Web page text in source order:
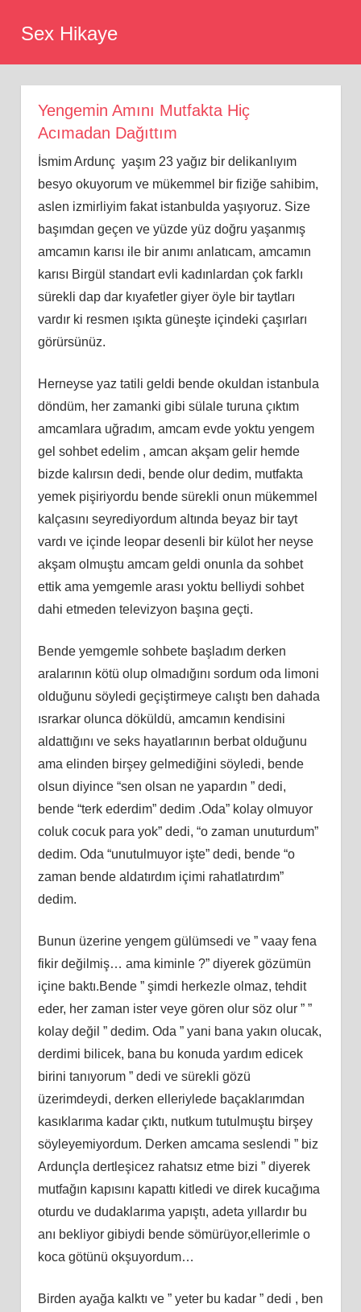
Sex Hikaye
Yengemin Amını Mutfakta Hiç
Acımadan Dağıttım
İsmim Ardunç yaşım 23 yağız bir delikanlıyım
besyo okuyorum ve mükemmel bir fiziğe sahibim,
aslen izmirliyim fakat istanbulda yaşıyoruz. Size
başımdan geçen ve yüzde yüz doğru yaşanmış
amcamın karısı ile bir anımı anlatıcam, amcamın
karısı Birgül standart evli kadınlardan çok farklı
sürekli dap dar kıyafetler giyer öyle bir taytları
vardır ki resmen ışıkta güneşte içindeki çaşırları
görürsünüz.
Herneyse yaz tatili geldi bende okuldan istanbula
döndüm, her zamanki gibi sülale turuna çıktım
amcamlara uğradım, amcam evde yoktu yengem
gel sohbet edelim , amcan akşam gelir hemde
bizde kalırsın dedi, bende olur dedim, mutfakta
yemek pişiriyordu bende sürekli onun mükemmel
kalçasını seyrediyordum altında beyaz bir tayt
vardı ve içinde leopar desenli bir külot her neyse
akşam olmuştu amcam geldi onunla da sohbet
ettik ama yemgemle arası yoktu belliydi sohbet
dahi etmeden televizyon başına geçti.
Bende yemgemle sohbete başladım derken
aralarının kötü olup olmadığını sordum oda limoni
olduğunu söyledi geçiştirmeye calıştı ben dahada
ısrarkar olunca döküldü, amcamın kendisini
aldattığını ve seks hayatlarının berbat olduğunu
ama elinden birşey gelmediğini söyledi, bende
olsun diyince “sen olsan ne yapardın ” dedi,
bende “terk ederdim” dedim .Oda” kolay olmuyor
coluk cocuk para yok” dedi, “o zaman unuturdum”
dedim. Oda “unutulmuyor işte” dedi, bende “o
zaman bende aldatırdım içimi rahatlatırdım”
dedim.
Bunun üzerine yengem gülümsedi ve ” vaay fena
fikir değilmiş… ama kiminle ?” diyerek gözümün
içine baktı.Bende ” şimdi herkezle olmaz, tehdit
eder, her zaman ister veye gören olur söz olur ” ”
kolay değil ” dedim. Oda ” yani bana yakın olucak,
derdimi bilicek, bana bu konuda yardım edicek
birini tanıyorum ” dedi ve sürekli gözü
üzerimdeydi, derken elleriylede baçaklarımdan
kasıklarıma kadar çıktı, nutkum tutulmuştu birşey
söyleyemiyordum. Derken amcama seslendi ” biz
Ardunçla dertleşicez rahatsız etme bizi ” diyerek
mutfağın kapısını kapattı kitledi ve direk kucağıma
oturdu ve dudaklarıma yapıştı, adeta yıllardır bu
anı bekliyor gibiydi bende sömürüyor,ellerimle o
koca götünü okşuyordum…
Birden ayağa kalktı ve ” yeter bu kadar ” dedi , ben